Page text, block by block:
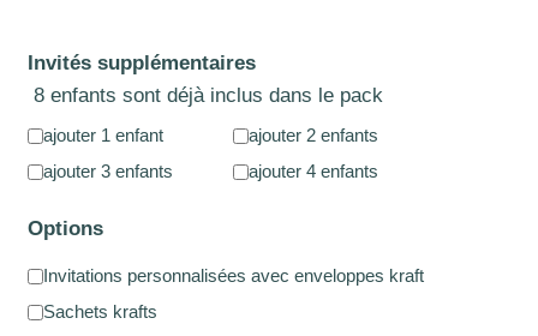
Invités supplémentaires
8 enfants sont déjà inclus dans le pack
ajouter 1 enfant
ajouter 2 enfants
ajouter 3 enfants
ajouter 4 enfants
Options
Invitations personnalisées avec enveloppes kraft
Sachets krafts